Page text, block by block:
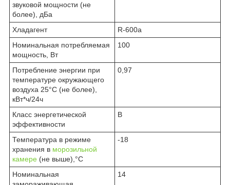
звуковой мощности (не
более), дБа
Хладагент
R-600a
Номинальная потребляемая
мощность, Вт
100
Потребление энергии при
температуре окружающего
воздуха 25°C (не более),
кВт*ч/24ч
0,97
Класс энергетической
эффективности
В
Температура в режиме
хранения в морозильной
камере (не выше),°C
-18
Номинальная
14